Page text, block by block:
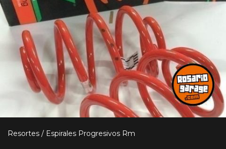
Resortes / Espirales Progresivos Rm